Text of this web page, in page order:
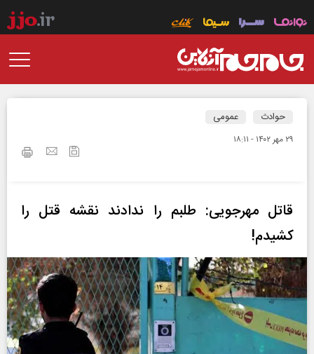
حوادث عمومی
۲۹ مهر ۱۴۰۲ - ۱۸:۱۱
قاتل مهرجویی: طلبم را ندادند نقشه قتل را
کشیدم!